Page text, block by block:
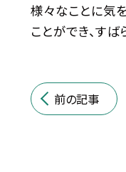
様々なことに気
ことができ、すば
前の記事